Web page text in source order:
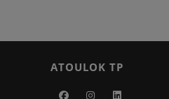
ATOULOK TP